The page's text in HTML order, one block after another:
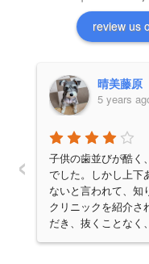
review us
晴美藤原
5 years
子供の歯並びが酷く
でした。しかし上下
ないと言われて、知
クリニックを紹介さ
だき、抜くことなく
とを決めて９年通い
綺麗に揃い、とて
‹